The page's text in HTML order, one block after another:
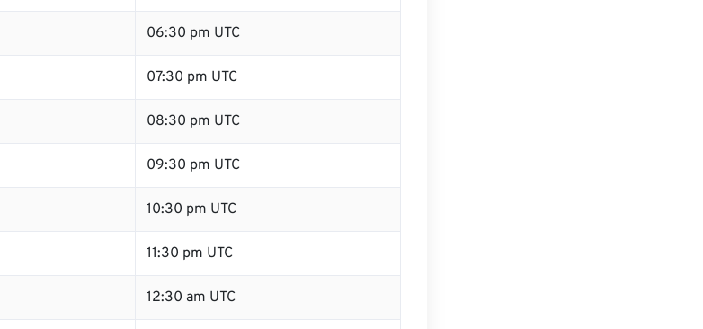
06:30 pm UTC
07:30 pm UTC
08:30 pm UTC
09:30 pm UTC
10:30 pm UTC
11:30 pm UTC
12:30 am UTC